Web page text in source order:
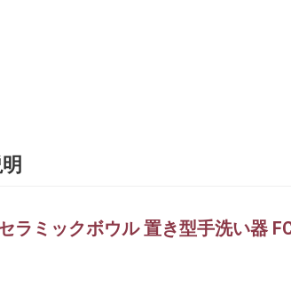
ラミックボウル 置き型手洗い器